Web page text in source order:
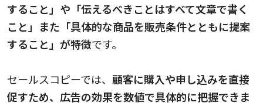
すること」や「伝えるべきことはすべて文章で書く
こと」また「具体的な商品を販売条件とともに提案
すること」が特徴です。
セールスコピーでは、 顧客に購入や申し込みを直接
促すため、広告の効果を数値で具体的に把握できま